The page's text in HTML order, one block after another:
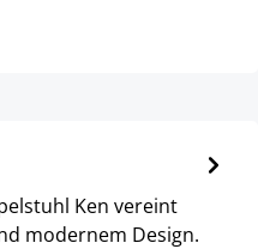
Ken vereint
modernem Design.